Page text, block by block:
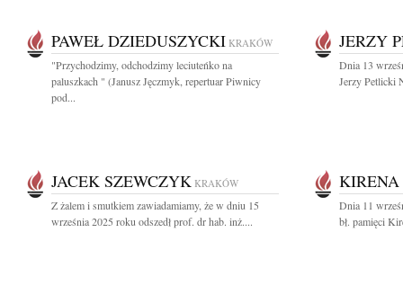
PAWEŁ DZIEDUSZYCKI KRAKÓW
"Przychodzimy, odchodzimy leciuteńko na
paluszkach " (Janusz Jęczmyk, repertuar Piwnicy
pod...
JERZY
Dnia 13
Jerzy Petlicki
JACEK SZEWCZYK KRAKÓW
Z żalem i smutkiem zawiadamiamy, że w dniu 15
września 2025 roku odszedł prof. dr hab. inż....
Dnia 11
bł. pamięci